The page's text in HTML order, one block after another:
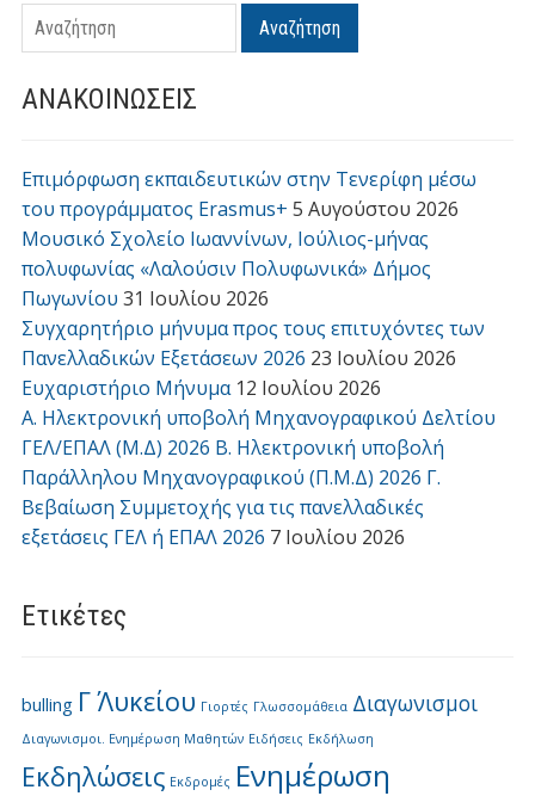
Αναζήτηση
ΑΝΑΚΟΙΝΩΣΕΙΣ
Επιμόρφωση εκπαιδευτικών στην Τενερίφη μέσω
του προγράμματος Erasmus+ 5 Αυγούστου 2026
Μουσικό Σχολείο Ιωαννίνων, Ιούλιος-μήνας
πολυφωνίας «Λαλούσιν Πολυφωνικά» Δήμος
Πωγωνίου 31 Ιουλίου 2026
Συγχαρητήριο μήνυμα προς τους επιτυχόντες των
Πανελλαδικών Εξετάσεων 2026 23 Ιουλίου 2026
Ευχαριστήριο Μήνυμα 12 Ιουλίου 2026
Α. Ηλεκτρονική υποβολή Μηχανογραφικού Δελτίου
ΓΕΛ/ΕΠΑΛ (Μ.Δ) 2026 Β. Ηλεκτρονική υποβολή
Παράλληλου Μηχανογραφικού (Π.Μ.Δ) 2026 Γ.
Βεβαίωση Συμμετοχής για τις πανελλαδικές
εξετάσεις ΓΕΛ ή ΕΠΑΛ 2026 7 Ιουλίου 2026
Ετικέτες
bulling Γ΄ Λυκείου Γιορτές Γλωσσομάθεια Διαγωνισμοι
Διαγωνισμοι. Ενημέρωση Μαθητών Ειδήσεις Εκδήλωση
Εκδηλώσεις Εκδρομές Ενημέρωση